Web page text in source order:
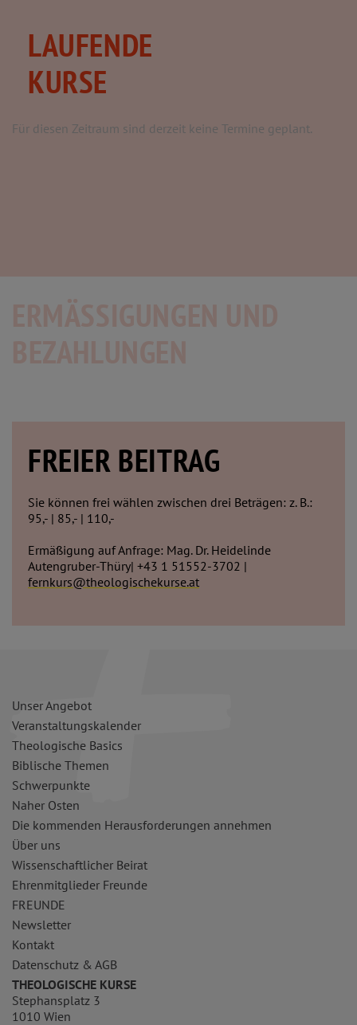
LAUFENDE
KURSE
Für diesen Zeitraum sind derzeit keine Termine geplant.
FREIER BEITRAG
Sie können frei wählen zwischen drei Beträgen: z. B.:
95,- | 85,- | 110,-
Ermäßigung auf Anfrage: Mag. Dr. Heidelinde
Autengruber-Thüry| +43 1 51552-3702 |
fernkurs@theologischekurse.at
Unser Angebot
Veranstaltungskalender
Theologische Basics
Biblische Themen
Schwerpunkte
Naher Osten
Die kommenden Herausforderungen annehmen
Über uns
Wissenschaftlicher Beirat
Ehrenmitglieder Freunde
FREUNDE
Newsletter
Kontakt
Datenschutz & AGB
THEOLOGISCHE KURSE
Stephansplatz 3
1010 Wien